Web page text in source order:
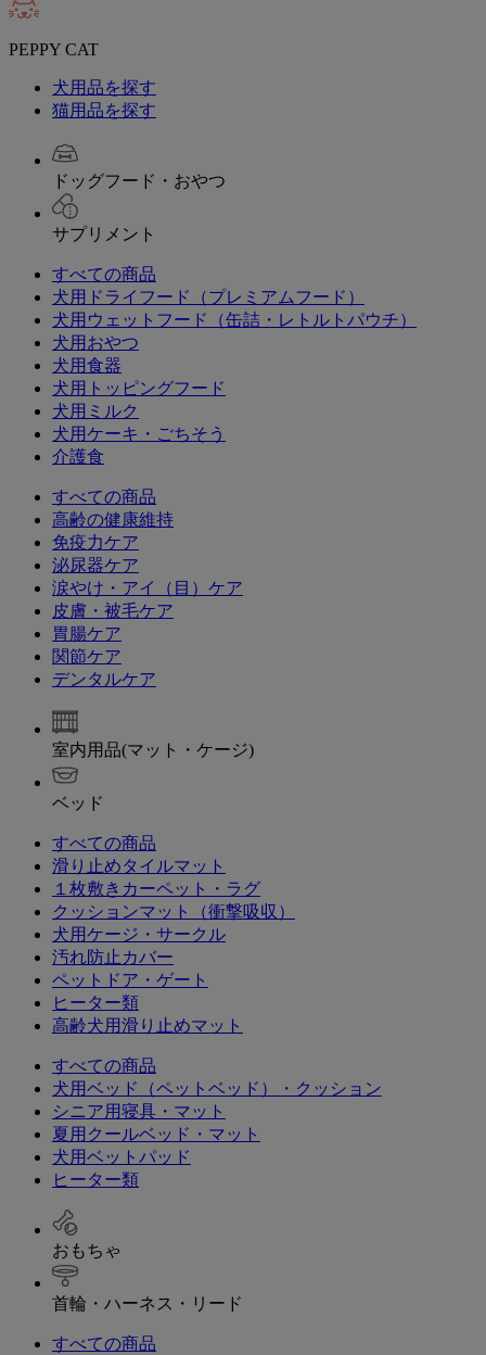
PEPPY CAT
犬用品を探す
猫用品を探す
ドッグフード・おやつ
サプリメント
すべての商品
犬用ドライフード（プレミアムフード）
犬用ウェットフード（缶詰・レトルトパウチ）
犬用おやつ
犬用食器
犬用トッピングフード
犬用ミルク
犬用ケーキ・ごちそう
介護食
すべての商品
高齢の健康維持
免疫力ケア
泌尿器ケア
涙やけ・アイ（目）ケア
皮膚・被毛ケア
胃腸ケア
関節ケア
デンタルケア
室内用品(マット・ケージ)
ベッド
すべての商品
滑り止めタイルマット
１枚敷きカーペット・ラグ
クッションマット（衝撃吸収）
犬用ケージ・サークル
汚れ防止カバー
ペットドア・ゲート
ヒーター類
高齢犬用滑り止めマット
すべての商品
犬用ベッド（ペットベッド）・クッション
シニア用寝具・マット
夏用クールベッド・マット
犬用ベットパッド
ヒーター類
おもちゃ
首輪・ハーネス・リード
すべての商品